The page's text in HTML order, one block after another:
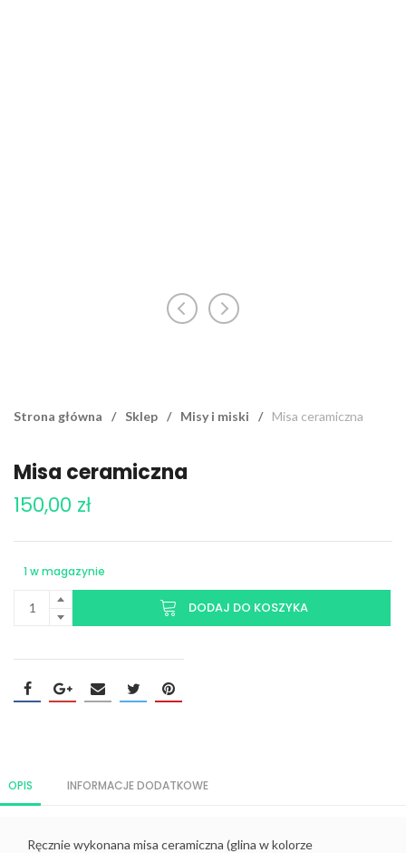
Strona główna / Sklep / Misy i miski / Misa ceramiczna
Misa ceramiczna
150,00 zł
1 w magazynie
DODAJ DO KOSZYKA
OPIS INFORMACJE DODATKOWE
Ręcznie wykonana misa ceramiczna (glina w kolorze